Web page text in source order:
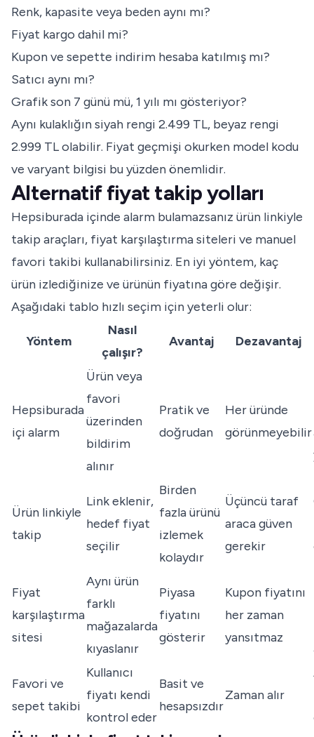
Renk, kapasite veya beden aynı mı?
Fiyat kargo dahil mi?
Kupon ve sepette indirim hesaba katılmış mı?
Satıcı aynı mı?
Grafik son 7 günü mü, 1 yılı mı gösteriyor?
Aynı kulaklığın siyah rengi 2.499 TL, beyaz rengi
2.999 TL olabilir. Fiyat geçmişi okurken model kodu
ve varyant bilgisi bu yüzden önemlidir.
Alternatif fiyat takip yolları
Hepsiburada içinde alarm bulamazsanız ürün linkiyle
takip araçları, fiyat karşılaştırma siteleri ve manuel
favori takibi kullanabilirsiniz. En iyi yöntem, kaç
ürün izlediğinize ve ürünün fiyatına göre değişir.
Aşağıdaki tablo hızlı seçim için yeterli olur:
Yöntem
Nasıl
çalışır?
Avantaj Dezavantaj
Hepsiburada
içi alarm
Ürün veya
favori
üzerinden
bildirim
alınır
Pratik ve
doğrudan
Her üründe
görünmeyebilir
Ürün linkiyle
takip
Link eklenir,
hedef fiyat
seçilir
Birden
fazla ürünü
izlemek
kolaydır
Üçüncü taraf
araca güven
gerekir
Fiyat
karşılaştırma
sitesi
Aynı ürün
farklı
mağazalarda
kıyaslanır
Piyasa
fiyatını
gösterir
Kupon fiyatını
her zaman
yansıtmaz
Favori ve
sepet takibi
Kullanıcı
fiyatı kendi
kontrol eder
Basit ve
hesapsızdır
Zaman alır